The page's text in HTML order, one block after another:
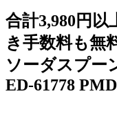
合計3,980円以
き手数料も無
ソーダスプー
ED-61778